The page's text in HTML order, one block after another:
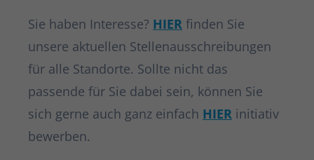
Sie haben Interesse? HIER finden Sie
unsere aktuellen Stellenausschreibungen
für alle Standorte. Sollte nicht das
passende für Sie dabei sein, können Sie
sich gerne auch ganz einfach HIER initiativ
bewerben.